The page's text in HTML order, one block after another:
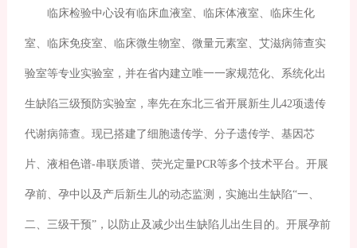
临床检验中心设有临床血液室、临床体液室、临床生化
室、临床免疫室、临床微生物室、微量元素室、艾滋病筛查实
验室等专业实验室，并在省内建立唯一一家规范化、系统化出
生缺陷三级预防实验室，率先在东北三省开展新生儿42项遗传
代谢病筛查。现已搭建了细胞遗传学、分子遗传学、基因芯
片、液相色谱-串联质谱、荧光定量PCR等多个技术平台。开展
孕前、孕中以及产后新生儿的动态监测，实施出生缺陷“一、
二、三级干预”，以防止及减少出生缺陷儿出生目的。开展孕前